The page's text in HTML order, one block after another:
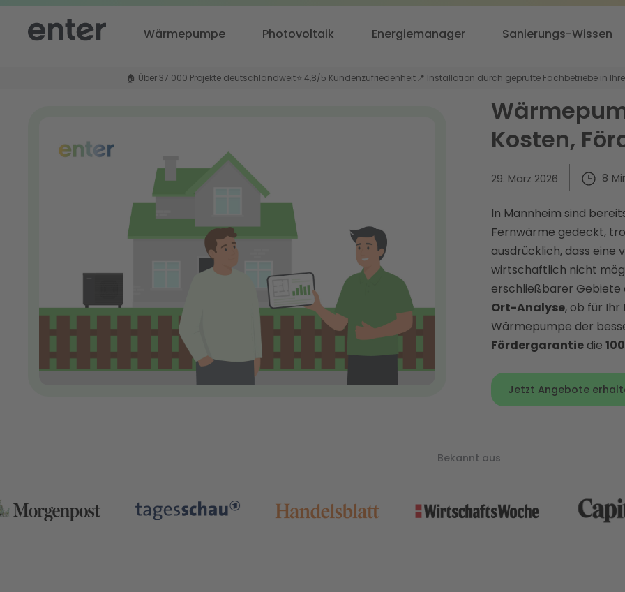
Wärmepumpe Photovoltaik Energiemanager Sanierungs-Wissen
🏠 Über 37.000 Projekte deutschlandweit⭐ 4,8/5 Kundenzufriedenheit 📍 Installation durch geprüfte Fachbetriebe in
Kosten,
29. März 2026 8
In Mannheim sind
Fernwärme gedeckt,
ausdrücklich, dass eine
wirtschaftlich nicht
erschließbarer Gebiete
Ort-Analyse, ob für Ihr
Wärmepumpe der
Fördergarantie die
Jetzt Angebote
Bekannt aus